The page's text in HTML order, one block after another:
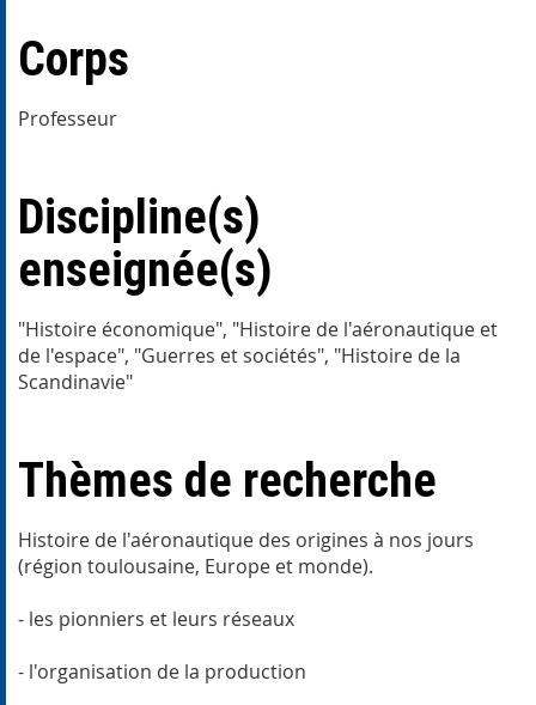
Corps
Professeur
Discipline(s)
enseignée(s)
"Histoire économique", "Histoire de l'aéronautique et
de l'espace", "Guerres et sociétés", "Histoire de la
Scandinavie"
Thèmes de recherche
Histoire de l'aéronautique des origines à nos jours
(région toulousaine, Europe et monde).
- les pionniers et leurs réseaux
- l'organisation de la production